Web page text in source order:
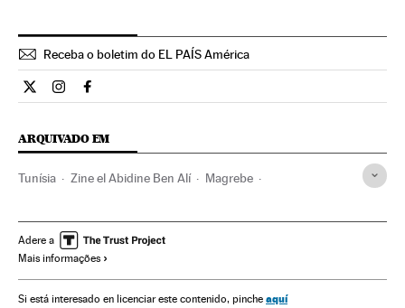
Receba o boletim do EL PAÍS América
Internacional El País Brasil en Twitter
Internacional El País Brasil en Instagram
Internacional El País Brasil en Facebook
ARQUIVADO EM
Tunísia Zine el Abidine Ben Alí Magrebe
Política Protestos sociais
Problemas sociais
Adere a
Mais informações
Si está interesado en licenciar este contenido, pinche aquí